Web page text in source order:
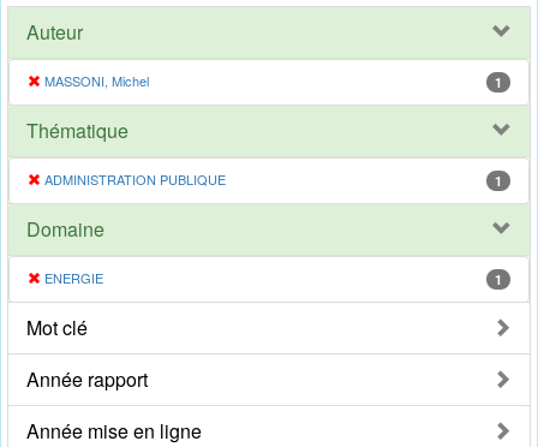
Auteur
MASSONI, Michel 1
Thématique
ADMINISTRATION PUBLIQUE 1
Domaine
ENERGIE 1
Mot clé
Année rapport
Année mise en ligne